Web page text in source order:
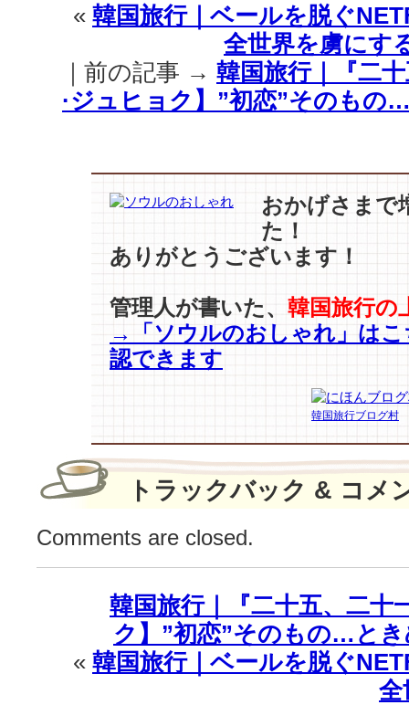
報)
パ
ク
·
シ
·
テ
ジ
十
五、
二
特
別
出
演！
ム
共
演
♪
は
« 韓国旅行｜ベールを脱ぐ
全世界を虜にす
｜前の記事 → 韓国旅行｜『二
·ジュヒョク】”初恋”そのもの
おかげさまで
た！
ありがとうございます！
管理人が書いた、 韓国旅行の
→「ソウルのおしゃれ」はこ
認できます
韓国旅行ブログ村
トラックバック & コメ
Comments are closed.
韓国旅行｜『二十五、二十
ク】”初恋”そのもの…と
« 韓国旅行｜ベールを脱ぐ
全